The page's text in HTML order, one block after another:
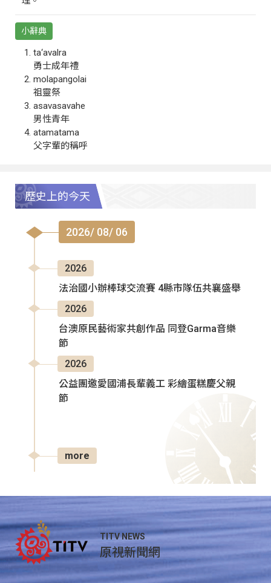
小辭典
ta‘avalra
勇士成年禮
molapangolai
祖靈祭
asavasavahe
男性青年
atamatama
父字輩的稱呼
歷史上的今天
2026/ 08/ 06
2026
法治國小辦棒球交流賽 4縣市隊伍共襄盛舉
2026
台澳原民藝術家共創作品 同登Garma音樂
節
2026
公益團邀愛國浦長輩義工 彩繪蛋糕慶父親
節
more
TITV NEWS
原視新聞網